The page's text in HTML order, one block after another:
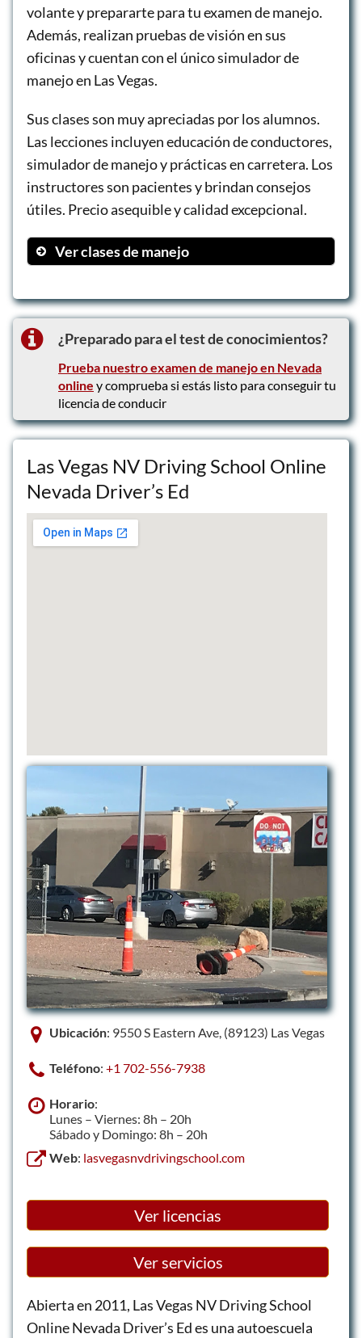
volante y prepararte para tu examen de manejo.
Además, realizan pruebas de visión en sus
oficinas y cuentan con el único simulador de
manejo en Las Vegas.
Sus clases son muy apreciadas por los alumnos.
Las lecciones incluyen educación de conductores,
simulador de manejo y prácticas en carretera. Los
instructores son pacientes y brindan consejos
útiles. Precio asequible y calidad excepcional.
Ver clases de manejo
Simulador de manejo
¿Preparado para el test de conocimientos?
Prueba nuestro examen de manejo en Nevada
online y comprueba si estás listo para conseguir tu
licencia de conducir
Las Vegas NV Driving School Online
Nevada Driver’s Ed
Ubicación: 9550 S Eastern Ave, (89123) Las Vegas
Teléfono: +1 702-556-7938
Horario:
Lunes – Viernes: 8h – 20h
Sábado y Domingo: 8h – 20h
Web: lasvegasnvdrivingschool.com
Ver licencias
Ver servicios
Abierta en 2011, Las Vegas NV Driving School
Online Nevada Driver’s Ed es una autoescuela